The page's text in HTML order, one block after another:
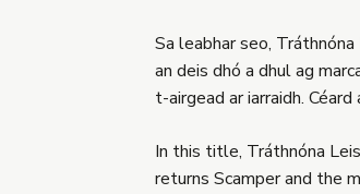
Sa leabhar seo, Tráthnóna
an deis dhó a dhul ag
t-airgead ar iarraidh.
In this title, Tráthnóna
returns Scamper and the